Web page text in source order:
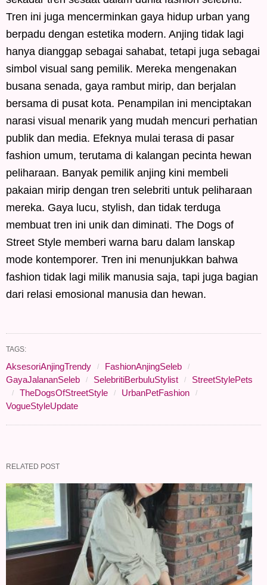
Tren ini juga mencerminkan gaya hidup urban yang
berpadu dengan estetika modern. Anjing tidak lagi
hanya dianggap sebagai sahabat, tetapi juga sebagai
simbol visual sang pemilik. Mereka mengenakan
busana senada, gaya rambut mirip, dan berjalan
bersama di pusat kota. Penampilan ini menciptakan
narasi visual menarik yang mudah mencuri perhatian
publik dan media. Efeknya mulai terasa di pasar
fashion umum, terutama di kalangan pecinta hewan
peliharaan. Banyak pemilik anjing kini membeli
pakaian mirip dengan tren selebriti untuk peliharaan
mereka. Gaya lucu, stylish, dan tidak terduga
membuat tren ini unik dan diminati. The Dogs of
Street Style memberi warna baru dalam lanskap
mode kontemporer. Tren ini menunjukkan bahwa
fashion tidak lagi milik manusia saja, tapi juga bagian
dari relasi emosional manusia dan hewan.
TAGS:
AksesoriAnjingTrendy
FashionAnjingSeleb
GayaJalananSeleb
SelebritiBerbuluStylist
StreetStylePets
TheDogsOfStreetStyle
UrbanPetFashion
VogueStyleUpdate
RELATED POST